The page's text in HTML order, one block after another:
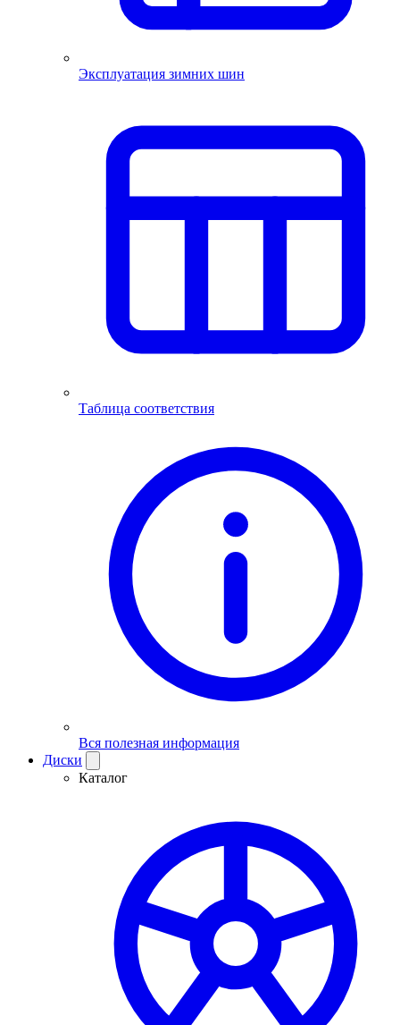
Эксплуатация зимних шин
Таблица соответствия
Вся полезная информация
Диски
Каталог